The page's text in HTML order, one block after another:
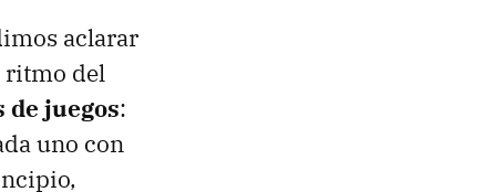
aclarar
ritmo del
de juegos:
uno con